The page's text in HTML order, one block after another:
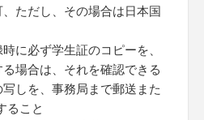
ただし、その場合は日本国
に必ず学生証のコピーを、
場合は、それを確認できる
しを、事務局まで郵送また
ること